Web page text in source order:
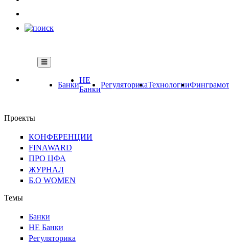
Банки
НЕ
Банки
РегуляторикаТехнологии
Проекты
КОНФЕРЕНЦИИ
FINAWARD
ПРО ЦФА
ЖУРНАЛ
Б.О WOMEN
Темы
Банки
НЕ Банки
Регуляторика